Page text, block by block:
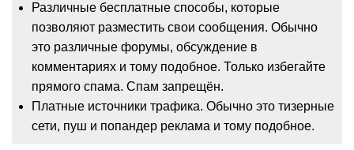
Различные бесплатные способы, которые
позволяют разместить свои сообщения. Обычно
это различные форумы, обсуждение в
комментариях и тому подобное. Только избегайте
прямого спама. Спам запрещён.
Платные источники трафика. Обычно это тизерные
сети, пуш и попандер реклама и тому подобное.